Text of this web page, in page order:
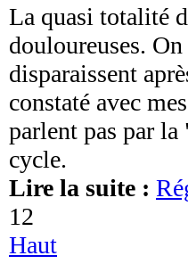
La quasi totalité
douloureuses.
disparaissent
constaté avec
parlent pas par
cycle.
Lire la suite :
12
Haut